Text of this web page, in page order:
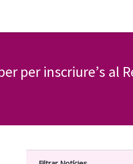
per inscriure’s al